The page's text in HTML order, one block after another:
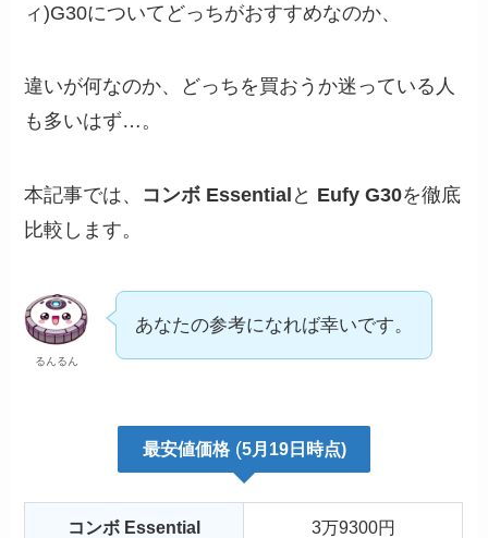
ィ)G30についてどっちがおすすめなのか、
違いが何なのか、どっちを買おうか迷っている人
も多いはず…。
本記事では、 コンボ Essential と Eufy G30を徹底
比較します。
るんるん
あなたの参考になれば幸いです。
最安値価格(5月19日時点)
コンボ Essential 3万9300円